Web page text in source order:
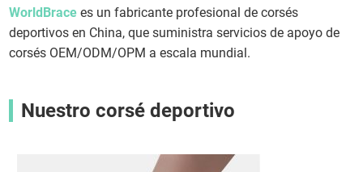
WorldBrace es un fabricante profesional de corsés
deportivos en China, que suministra servicios de apoyo de
corsés OEM/ODM/OPM a escala mundial.
Nuestro corsé deportivo